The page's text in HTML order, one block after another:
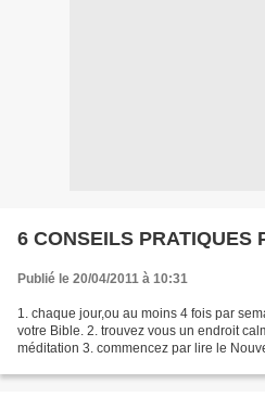
6 CONSEILS PRATIQUES
Publié le 20/04/2011 à 10:31
1. chaque jour,ou au moins 4 fois par
votre Bible. 2. trouvez vous un endroit
méditation 3. commencez par lire le